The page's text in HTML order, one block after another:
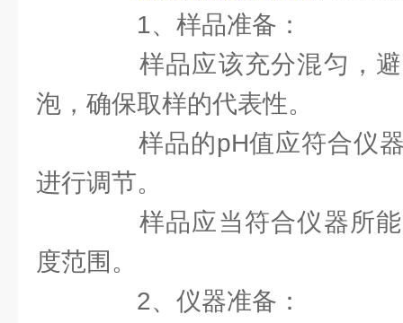
1、样品准备：
样品应该充分混匀，避
泡，确保取样的代表性。
样品的pH值应符合仪器
进行调节。
样品应当符合仪器所能
度范围。
2、仪器准备：